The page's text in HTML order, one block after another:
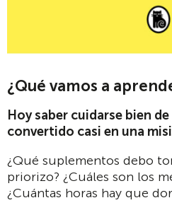
¿Qué vamos a
Hoy saber cuidarse bien
convertido casi en una
¿Qué suplementos debo
priorizo? ¿Cuáles son los
¿Cuántas horas hay que